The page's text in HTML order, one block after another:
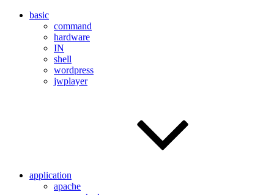
basic
command
hardware
IN
shell
wordpress
jwplayer
application
apache